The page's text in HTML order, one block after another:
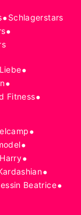
•Schlagerstars
•
Liebe•
•
Fitness•
•
•
•
•
Beatrice•